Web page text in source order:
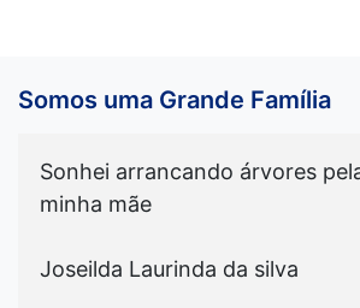
Somos uma Grande Família
Sonhei arrancando árvores
minha mãe
Joseilda Laurinda da silva